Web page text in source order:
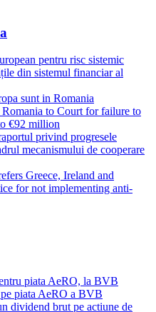
pentru risc sistemic
din sistemul financiar al
sunt in Romania
to Court for failure to
€92 million
privind progresele
mecanismului de cooperare
Greece, Ireland and
for not implementing anti-
piata AeRO, la BVB
piata AeRO a BVB
dividend brut pe actiune de